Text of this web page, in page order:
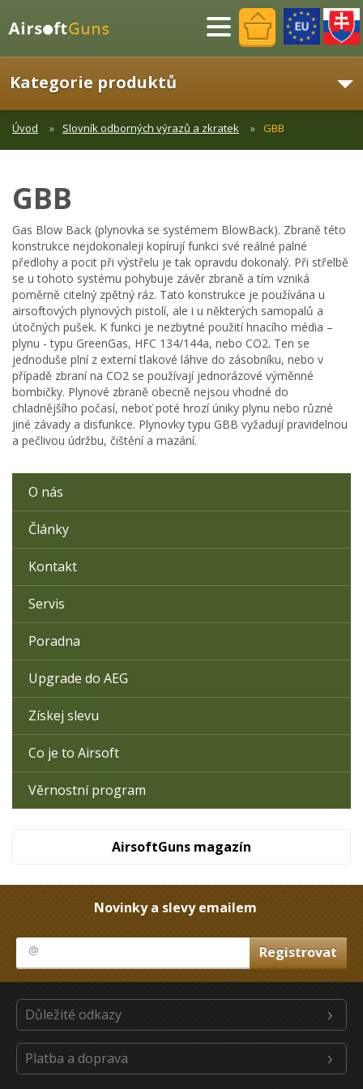
Menu
Kategorie produktů
Úvod Slovník odborných výrazů a zkratek GBB
GBB
Gas Blow Back (plynovka se systémem BlowBack). Zbraně této
konstrukce nejdokonaleji kopírují funkci své reálné palné
předlohy a pocit při výstřelu je tak opravdu dokonalý. Při střelbě
se u tohoto systému pohybuje závěr zbraně a tím vzniká
poměrně citelný zpětný ráz. Tato konstrukce je používána u
airsoftových plynových pistolí, ale i u některých samopalů a
útočných pušek. K funkci je nezbytné použití hnacího média –
plynu - typu GreenGas, HFC 134/144a, nebo CO2. Ten se
jednoduše plní z externí tlakové láhve do zásobníku, nebo v
případě zbraní na CO2 se používají jednorázové výměnné
bombičky. Plynové zbraně obecně nejsou vhodné do
chladnějšího počasí, neboť poté hrozí úniky plynu nebo různé
jiné závady a disfunkce. Plynovky typu GBB vyžadují pravidelnou
a pečlivou údržbu, čištění a mazání.
O nás
Články
Kontakt
Servis
Poradna
Upgrade do AEG
Získej slevu
Co je to Airsoft
Věrnostní program
AirsoftGuns magazín
Novinky a slevy emailem
Důležité odkazy
Platba a doprava